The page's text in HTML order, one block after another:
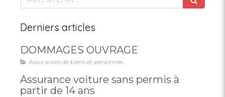
Derniers articles
DOMMAGES OUVRAGE
Assurances de biens et personnes
Assurance voiture sans permis à
partir de 14 ans